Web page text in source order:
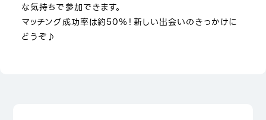
な気持ちで参加できます。
マッチング成功率は約50％！新しい出会いのきっかけに
どうぞ♪